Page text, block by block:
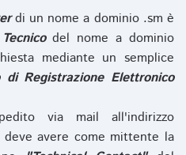
di un nome a dominio .sm è
del nome a dominio
mediante un semplice
di Registrazione Elettronico
via mail all'indirizzo
deve avere come mittente la